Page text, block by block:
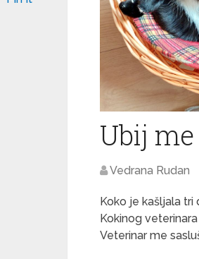
Ubij
Vedrana Rudan
Koko je kašljala tri
Kokinog
Veterinar me